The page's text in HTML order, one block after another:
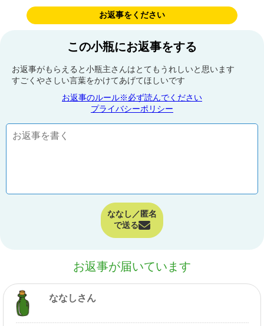
お返事をください
この小瓶にお返事をする
お返事がもらえると小瓶主さんはとてもうれしいと思います
すごくやさしい言葉をかけてあげてほしいです
お返事のルール※必ず読んでください
プライバシーポリシー
ななし／匿名
で送る
お返事が届いています
ななしさん